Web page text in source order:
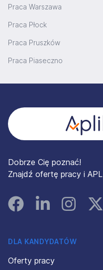
Praca Warszawa
Praca Płock
Praca Pruszków
Praca Piaseczno
Dobrze Cię poznać!
Znajdź ofertę pracy i
FacebookLinked InInstagram
DLA KANDYDATÓW
Oferty pracy